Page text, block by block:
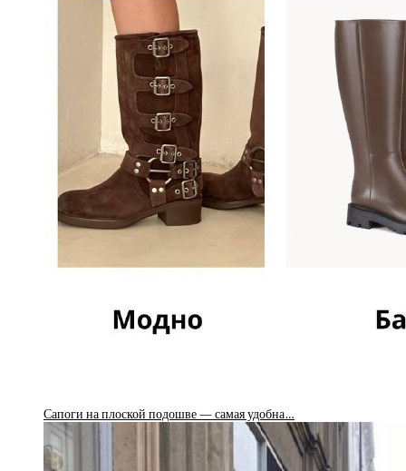
Сапоги на плоской подошве — самая удобна…